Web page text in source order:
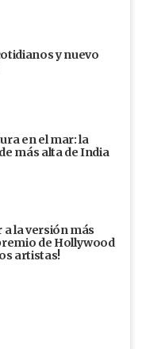
y nuevo
en el mar: la
más alta de India
a la versión más
de Hollywood
artistas!